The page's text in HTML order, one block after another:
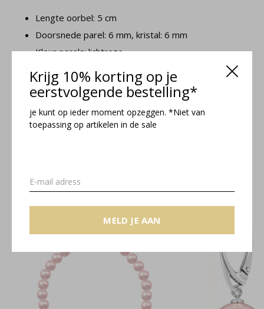
Krijg 10% korting op je
eerstvolgende bestelling*
je kunt op ieder moment opzeggen. *Niet van
toepassing op artikelen in de sale
MELD JE AAN
Lengte oorbel: 5 cm
Doorsnede parel: 6 mm, kristal: 6 mm
Kleur parels: lichtroze
Kleur kristal: lichtroze
Sluiting oorbel: gesloten oorhaak
Materiaal: 925 zilver en Swarovski kristal en parels
Related articles